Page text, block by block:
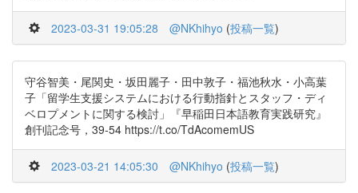
2023-03-31 19:05:28 @NKhihyo (投稿一覧)
守谷智美・尾関史・坂田麗子・田中敦子・福池秋水・小高葉
子「留学生支援システムにおける行動指針とスタッフ・ディ
ベロプメントに関する検討」『早稲田日本語教育実践研究』
創刊記念号，39-54 https://t.co/TdAcomemUS
2023-03-21 14:05:30 @NKhihyo (投稿一覧)